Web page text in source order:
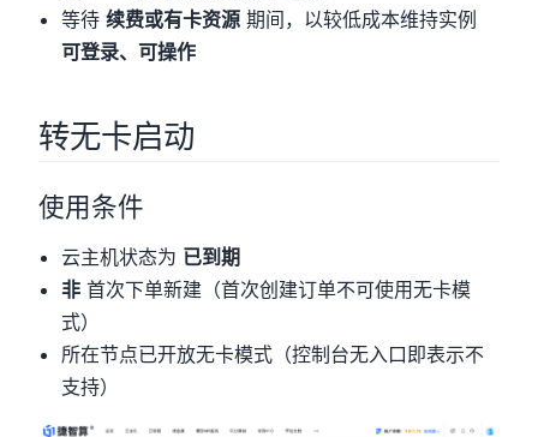
等待续费或有卡资源 期间，以较低成本维持实例
可登录、可操作
转无卡启动
使用条件
云主机状态为 已到期
非 首次下单新建（首次创建订单不可使用无卡模
式）
所在节点已开放无卡模式（控制台无入口即表示不
支持）